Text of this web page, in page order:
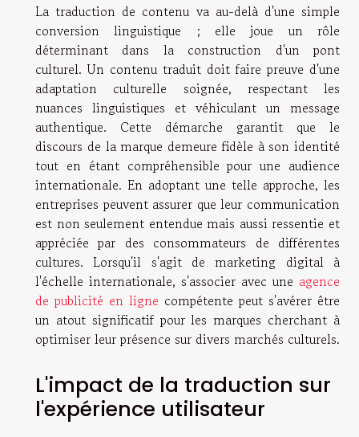
La traduction de contenu va au-delà d'une simple
conversion linguistique ; elle joue un rôle
déterminant dans la construction d'un pont
culturel. Un contenu traduit doit faire preuve d'une
adaptation culturelle soignée, respectant les
nuances linguistiques et véhiculant un message
authentique. Cette démarche garantit que le
discours de la marque demeure fidèle à son identité
tout en étant compréhensible pour une audience
internationale. En adoptant une telle approche, les
entreprises peuvent assurer que leur communication
est non seulement entendue mais aussi ressentie et
appréciée par des consommateurs de différentes
cultures. Lorsqu'il s'agit de marketing digital à
l'échelle internationale, s'associer avec une agence
de publicité en ligne compétente peut s'avérer être
un atout significatif pour les marques cherchant à
optimiser leur présence sur divers marchés culturels.
L'impact de la traduction sur
l'expérience utilisateur